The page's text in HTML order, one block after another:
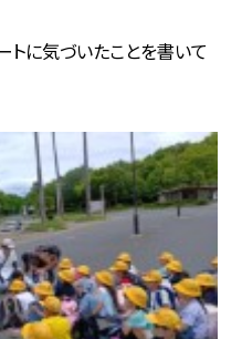
トに気づいたことを書いて